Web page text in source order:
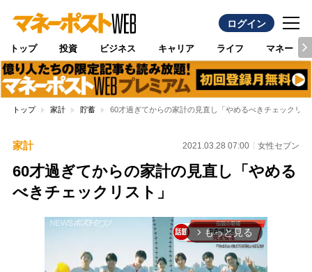
ログイン
トップ 投資 ビジネス キャリア ライフ マネー
トップ 家計 貯蓄 60才過ぎてからの家計の見直し「やめるべきチェックリス
家計 2021.03.28 07:00 女性セブン
60才過ぎてからの家計の見直し「やめる
べきチェックリスト」
arrow_forward_ios もっと見る